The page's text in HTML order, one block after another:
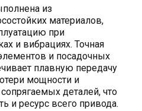
из
материалов,
при
и вибрациях. Точная
и посадочных
плавную передачу
мощности и
деталей, что
и ресурс всего привода.